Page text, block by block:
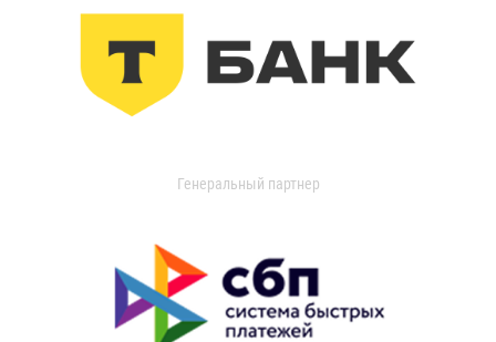
Генеральный партнер